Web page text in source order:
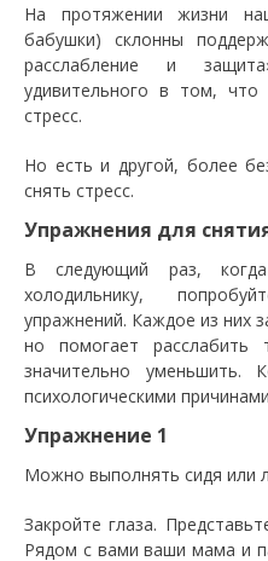
На протяжении жизни
бабушки) склонны
расслабление и
удивительного в том,
стресс.
Но есть и другой, более
снять стресс.
Упражнения для
В следующий раз,
холодильнику,
упражнений. Каждое из них
но помогает
значительно уменьшить.
психологическими
Упражнение 1
Можно выполнять сидя или
Закройте глаза.
Рядом с вами ваши мама и